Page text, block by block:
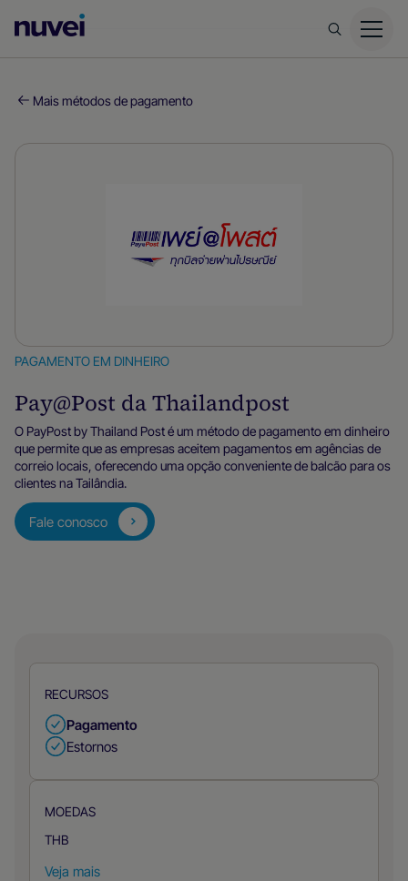
inicial
Nuvei
Mais métodos de pagamento
PAGAMENTO EM DINHEIRO
Pay@Post da Thailandpost
O PayPost by Thailand Post é um método de pagamento em dinheiro
que permite que as empresas aceitem pagamentos em agências de
correio locais, oferecendo uma opção conveniente de balcão para os
clientes na Tailândia.
Fale conosco
RECURSOS
Pagamento
Estornos
MOEDAS
THB
Veja mais